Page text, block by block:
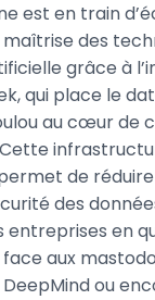
est en train
des
grâce à
qui place le
au cœur de
de
des
entreprises en
aux
ou